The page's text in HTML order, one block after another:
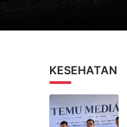
KESEHATAN